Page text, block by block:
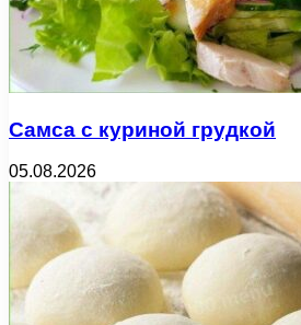
Самса с куриной грудкой
05.08.2026